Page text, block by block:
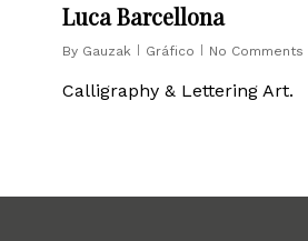
Luca Barcellona
By Gauzak Gráfico No Comments
Calligraphy & Lettering Art.